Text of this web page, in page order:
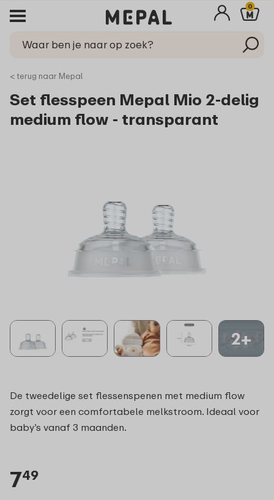
0
< terug naar Mepal
Set flesspeen Mepal Mio 2-delig
medium flow - transparant
2+
De tweedelige set flessenspenen met medium flow
zorgt voor een comfortabele melkstroom. Ideaal voor
baby’s vanaf 3 maanden.
749